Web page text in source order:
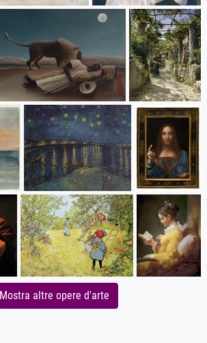
Mostra altre opere d'arte